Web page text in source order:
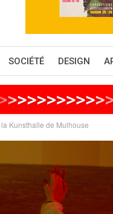
SOCIÉTÉ DESIGN
>>>>>>>>>>>
Kunsthalle de Mulhouse